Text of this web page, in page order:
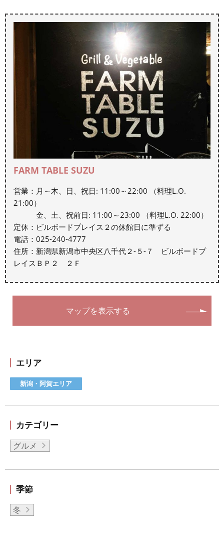
FARM TABLE SUZU
営業：月～木、日、祝日: 11:00～22:00 （料理L.O.
21:00）
金、土、祝前日: 11:00～23:00 （料理L.O. 22:00）
定休：ビルボードプレイス２の休館日に準ずる
電話：025-240-4777
住所：新潟県新潟市中央区八千代２-５-７ ビルボードプ
レイスＢＰ２ ２Ｆ
マップを表示する
エリア
新潟・阿賀エリア
カテゴリー
グルメ
季節
冬